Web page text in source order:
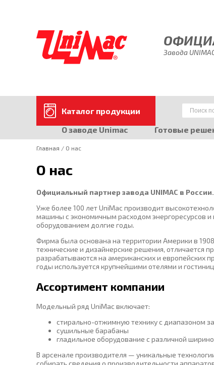
Завода
Каталог продукции
О заводе Unimac
Готовые
Главная / О нас
О нас
Официальный партнер завода UNIMAC в
Уже более 100 лет UniMac производит
машины с экономичным расходом энергоресурсов и
оборудованием долгие годы.
Фирма была основана на территории Америки в
технические и дизайнерские решения, отличается
разрабатываются на американских и европейских
годы используется крупнейшими отелями и
Ассортимент компании
Модельный ряд UniMac включает:
стирально-отжимную технику с диапазоном
сушильные барабаны
гладильное оборудование с различной
В арсенале производителя — уникальные